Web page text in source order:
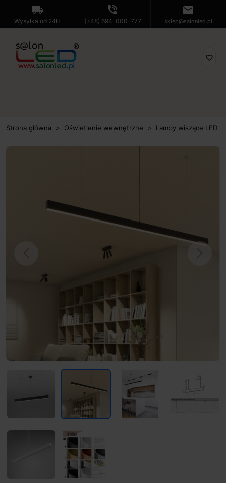
local_shipping
Wysyłka od 24H
phone_in_talk
(+48) 694-000-777
mail
sklep@salonled.pl
favorite_border
Strona główna Oświetlenie wewnętrzne Lampy wiszące LED